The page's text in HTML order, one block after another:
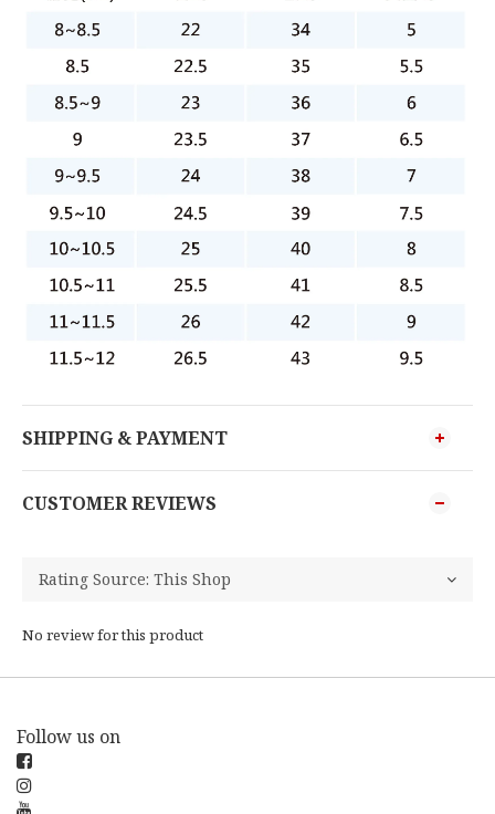
SHIPPING & PAYMENT
CUSTOMER REVIEWS
No review for this product
Follow us on